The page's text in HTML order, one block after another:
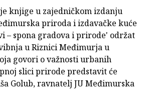
knjige u zajedničkom izdanju
priroda i izdavačke kuće
– spona gradova i prirode' održat
u Riznici Međimurja u
govori o važnosti urbanih
slici prirode predstavit će
Golub, ravnatelj JU Međimurska